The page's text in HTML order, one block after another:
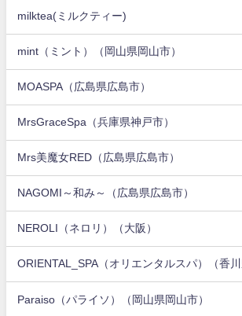
milktea(ミルクティー)
mint（ミント）（岡山県岡山市）
MOASPA（広島県広島市）
MrsGraceSpa（兵庫県神戸市）
Mrs美魔女RED（広島県広島市）
NAGOMI～和み～（広島県広島市）
NEROLI（ネロリ）（大阪）
ORIENTAL_SPA（オリエンタルスパ）（香川
Paraiso（パライソ）（岡山県岡山市）